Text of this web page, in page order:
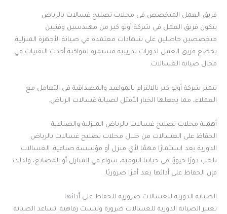
فريق العمل المتخصص في محلات تصليح غسالات بالرياض
يتكون فريق العمل في شركة أوتو كير من مهندسين وفنيين
متخصصين حاصلين على شهادات معتمدة في صيانة الأجهزة المنزلية.
يخضع فريق العمل لدورات تدريبية مستمرة لمواكبة أحدث التقنيات في
مجال صيانة الغسالات.
تتميز شركة أوتو كير بالالتزام بالمواعيد والمصداقية في التعامل مع
العملاء، مما يجعلها الخيار الأمثل لصيانة غسالات الرياض.
أهمية محلات تصليح غسالات بالرياض المنزلية والصناعية
الحفاظ على الغسالات من خلال محلات تصليح غسالات بالرياض
الدورية يعد استثمارًا مهمًا لأي منزل أو مؤسسة صناعية. الغسالات
تلعب دورًا حيويًا في حياتنا اليومية، سواء في المنازل أو المصانع، ولذلك
فإن الحفاظ على أدائها يعد أمرًا ضروريًا.
الصيانة الدورية للغسالات ضرورية للحفاظ على أدائها
تعتبر الصيانة الدورية للغسالات ضرورة وليست رفاهية. تساعد الصيانة